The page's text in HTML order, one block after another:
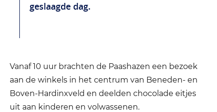
geslaagde dag.
Vanaf 10 uur brachten de Paashazen een bezoek
aan de winkels in het centrum van Beneden- en
Boven-Hardinxveld en deelden chocolade eitjes
uit aan kinderen en volwassenen.